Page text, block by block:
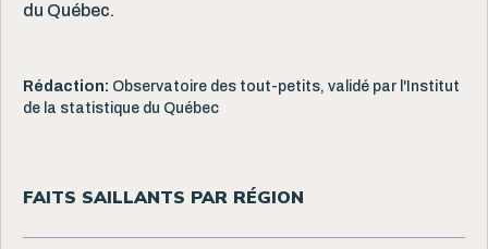
du Québec.
Rédaction: Observatoire des tout-petits, validé par l'Institut
de la statistique du Québec
FAITS SAILLANTS PAR RÉGION